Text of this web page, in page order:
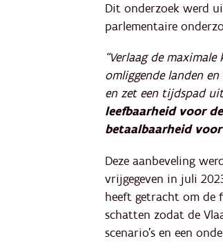
Dit onderzoek werd
parlementaire
“Verlaag de
omliggende landen
en zet een tijdspad
leefbaarheid voor
betaalbaarheid
Deze aanbeveling
vrijgegeven in juli
heeft getracht om de
schatten zodat de
scenario’s en een